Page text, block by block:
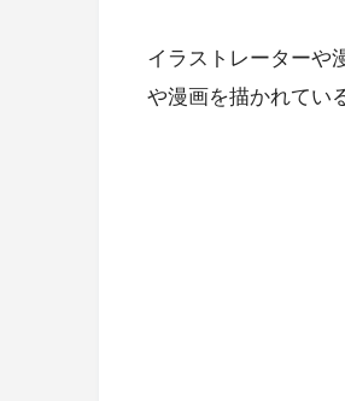
イラストレーターや
や漫画を描かれてい